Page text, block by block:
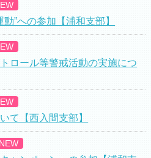
”への参加【浦和支部】
ロール等警戒活動の実施につ
て【西入間支部】
NEW